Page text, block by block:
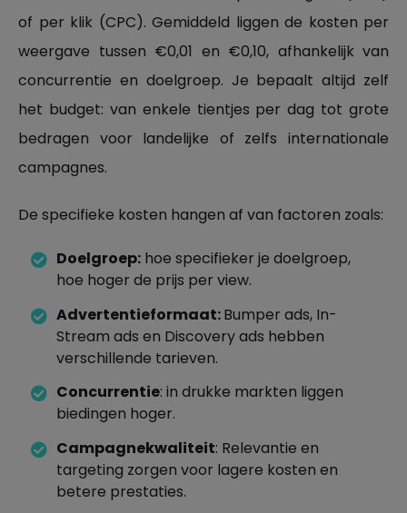
of per klik (CPC). Gemiddeld liggen de kosten per
weergave tussen €0,01 en €0,10, afhankelijk van
concurrentie en doelgroep. Je bepaalt altijd zelf
het budget: van enkele tientjes per dag tot grote
bedragen voor landelijke of zelfs internationale
campagnes.
De specifieke kosten hangen af van factoren zoals:
Doelgroep: hoe specifieker je doelgroep,
hoe hoger de prijs per view.
Advertentieformaat:Bumper ads, In-
Stream ads en Discovery ads hebben
verschillende tarieven.
Concurrentie: in drukke markten liggen
biedingen hoger.
Campagnekwaliteit: Relevantie en
targeting zorgen voor lagere kosten en
betere prestaties.